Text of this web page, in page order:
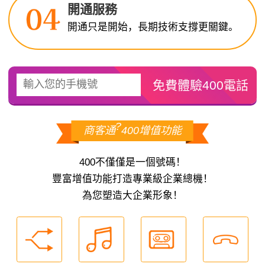
開通服務
開通只是開始，長期技術支撐更關鍵。
商客通?400增值功能
400不僅僅是一個號碼！
豐富增值功能打造專業級企業總機！
為您塑造大企業形象！